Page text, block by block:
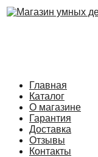
Главная
Каталог
О магазине
Гарантия
Доставка
Отзывы
Контакты